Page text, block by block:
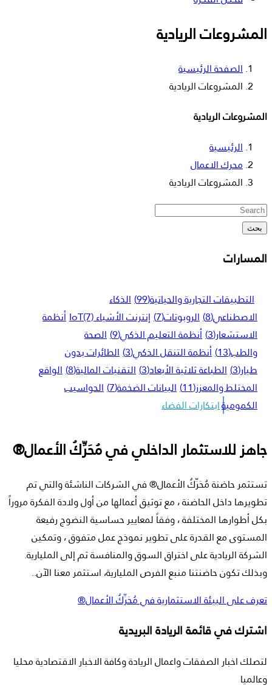
المشروعات الريادية
الصفحة الرئيسية
المشروعات الريادية
المشروعات الريادية
الرئيسية
محرك الاعمال
المشروعات الريادية
بحث
المسارات
التطبيقات التجارية والحياتية(99)
الذكاء
الاصطناعي(8) الروبوتات(7) إنترنت الأشياء IoT(7)
أنظمة
الاستشعار(3) أنظمة التعليم الذكي(9)
الصحة
والطب(13) أنظمة التنقل الذكي(3)
الطائرات بدون
طيار(3) الطباعة ثلاثية الأبعاد(3) التقنيات المالية(8)
الواقع
المختلط والمعزز(11) البيانات الضخمة(7)
الحواسيب
الكموميةابتكارات الفضاء
جاهز للاستثمار الداخلي في مُحَرِّكُ الأعمال®
تستثمر حاضنة مُحَرِّكُ الأعمال® في الشركات الناشئة والتي تم
تطويرها داخل الحاضنة ، مع توثيق أعمالها من أول ولادة الفكرة مروراً
بكل أطوارها المختلفة ، وفقاً لمعايير حساسية النضوج رفيعة
المستوى مع القدرة على تطوير نموذج عمل متفوق ، وتمكين
الشركة الريادية على اختراق السوق والمنافسة ثم إلى المليارية.
وبذلك تكون حاضنتنا منبع الفرص المليارية، استثمر معنا الآن..
تعرف على البيئة الاستثمارية في مُحَرِّكُ الأعمال®
اشترك في قائمة الريادة البريدية
لتصلك اخبار الصفقات واعمال الريادة وكافة الاخبار الاقتصادية محليا
وعالميا